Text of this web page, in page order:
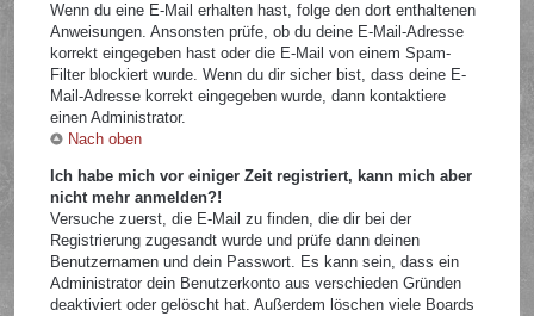
Wenn du eine E-Mail erhalten hast, folge den dort enthaltenen
Anweisungen. Ansonsten prüfe, ob du deine E-Mail-Adresse
korrekt eingegeben hast oder die E-Mail von einem Spam-
Filter blockiert wurde. Wenn du dir sicher bist, dass deine E-
Mail-Adresse korrekt eingegeben wurde, dann kontaktiere
einen Administrator.
Nach oben
Ich habe mich vor einiger Zeit registriert, kann mich aber
nicht mehr anmelden?!
Versuche zuerst, die E-Mail zu finden, die dir bei der
Registrierung zugesandt wurde und prüfe dann deinen
Benutzernamen und dein Passwort. Es kann sein, dass ein
Administrator dein Benutzerkonto aus verschieden Gründen
deaktiviert oder gelöscht hat. Außerdem löschen viele Boards